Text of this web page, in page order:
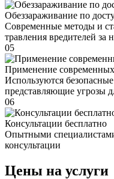
Обеззараживание по
Современные методы и
травления вредителей за
05
Применение современных
Используются
представляющие угрозы
06
Консультации бесплатно
Опытными
консультации
Цены на услуги